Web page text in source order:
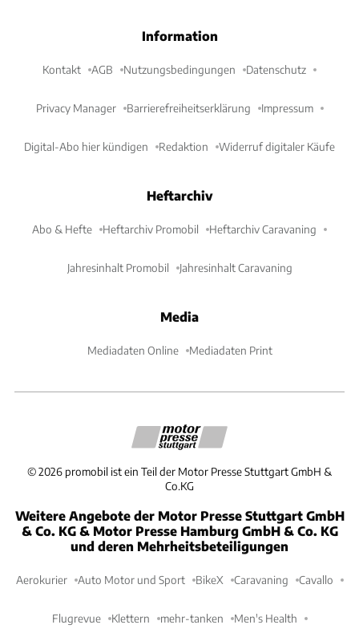
Information
Kontakt AGB Nutzungsbedingungen Datenschutz
Privacy Manager Barrierefreiheitserklärung Impressum
Digital-Abo hier kündigen Redaktion Widerruf digitaler Käufe
Heftarchiv
Abo & Hefte Heftarchiv Promobil Heftarchiv Caravaning
Jahresinhalt Promobil Jahresinhalt Caravaning
Media
Mediadaten Online Mediadaten Print
©2026 promobil ist ein Teil der Motor Presse Stuttgart GmbH &
Co.KG
Weitere Angebote der Motor Presse Stuttgart GmbH
& Co. KG & Motor Presse Hamburg GmbH & Co. KG
und deren Mehrheitsbeteiligungen
Aerokurier Auto Motor und Sport BikeX Caravaning Cavallo
Flugrevue Klettern mehr-tanken Men's Health